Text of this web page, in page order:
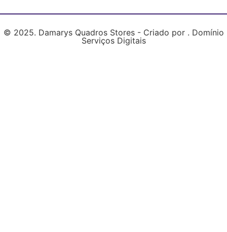
© 2025. Damarys Quadros Stores - Criado por . Domínio
Serviços Digitais